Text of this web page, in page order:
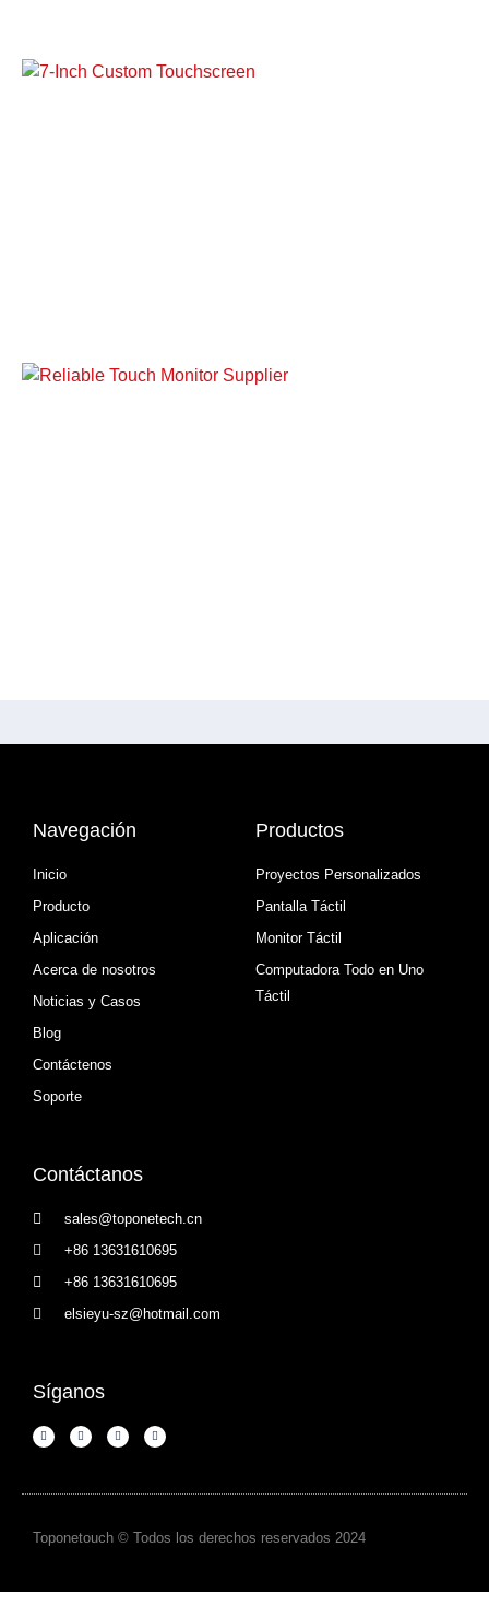
Navegación
Inicio
Producto
Aplicación
Acerca de nosotros
Noticias y Casos
Blog
Contáctenos
Soporte
Productos
Proyectos Personalizados
Pantalla Táctil
Monitor Táctil
Computadora Todo en Uno
Táctil
Contáctanos
sales@toponetech.cn
+86 13631610695
+86 13631610695
elsieyu-sz@hotmail.com
Síganos
Toponetouch © Todos los derechos reservados 2024